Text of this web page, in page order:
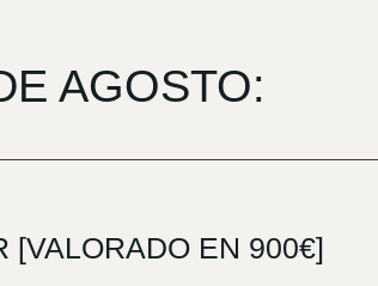
AGOSTO:
[VALORADO EN 900€]